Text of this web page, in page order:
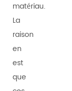
matériau.
La
raison
en
est
que